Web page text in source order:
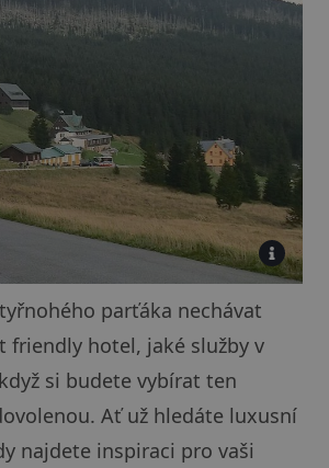
parťáka nechávat
friendly hotel, jaké služby v
si budete vybírat ten
Ať už hledáte luxusní
najdete inspiraci pro vaši